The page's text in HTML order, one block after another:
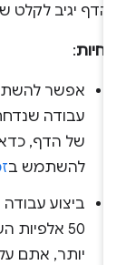
יגיב לקלט של המשתמש
:
אפשר להשתמש
עבודה
של הדף, כדאי
להשתמש בזמן
ביצוע עבודה
50 אלפיות
יותר, אתם